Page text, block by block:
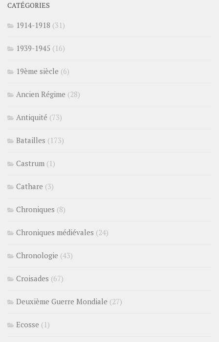
CATÉGORIES
1914-1918 (31)
1939-1945 (16)
19ème siècle (6)
Ancien Régime (28)
Antiquité (73)
Batailles (173)
Castrum (1)
Cathare (3)
Chroniques (8)
Chroniques médiévales (24)
Chronologie (43)
Croisades (67)
Deuxième Guerre Mondiale (27)
Ecosse (1)